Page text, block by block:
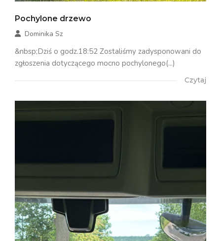
Pochylone drzewo
Dominika Sz
&nbsp;Dziś o godz.18:52 Zostaliśmy zadysponowani do
zgłoszenia dotyczącego mocno pochylonego(...)
Czytaj